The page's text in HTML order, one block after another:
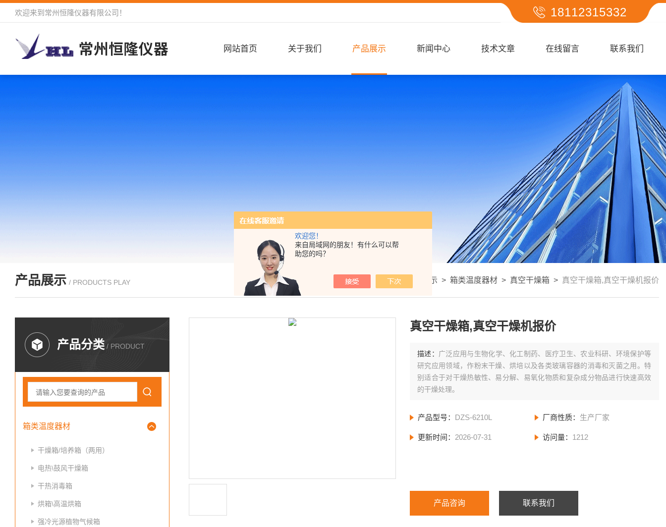
欢迎您！
来自局域网的朋友！有什么可以帮
助您的吗？
欢迎来到 常州恒隆仪器有限公司 ！ 18112315332
网站首页 关于我们 产品展示 新闻中心 技术文章 在线留言 联系我们
产品展示 / PRODUCTS PLAY 我的位置： 首页> 产品展示 > 箱类温度器材 > 真空干燥箱 > 真空干燥箱,真空干燥机报价
产品分类 / PRODUCT
箱类温度器材
干燥箱/培养箱（两用）
电热\鼓风干燥箱
干热消毒箱
烘箱\高温烘箱
强冷光源植物气候箱
真空干燥箱,真空干燥机报价
描述： 广泛应用与生物化学、化工制药、医疗卫生、农业科研、环境保护等
研究应用领域，作粉末干燥、烘培以及各类玻璃容器的消毒和灭菌之用。特
别适合于对干燥热敏性、易分解、易氧化物质和复杂成分物品进行快速高效
的干燥处理。
产品型号： DZS-6210L 厂商性质： 生产厂家
更新时间： 2026-07-31 访问量： 1212
产品咨询 联系我们